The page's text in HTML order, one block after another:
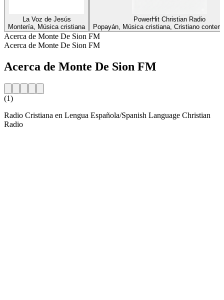
La Voz de Jesús
Montería, Música cristiana
PowerHit Christian Radio
Popayán, Música cristiana, Cristiano
Acerca de Monte De Sion FM
Acerca de Monte De Sion FM
Acerca de Monte De Sion FM
(1)
Radio Cristiana en Lengua Española/Spanish Language Christian
Radio